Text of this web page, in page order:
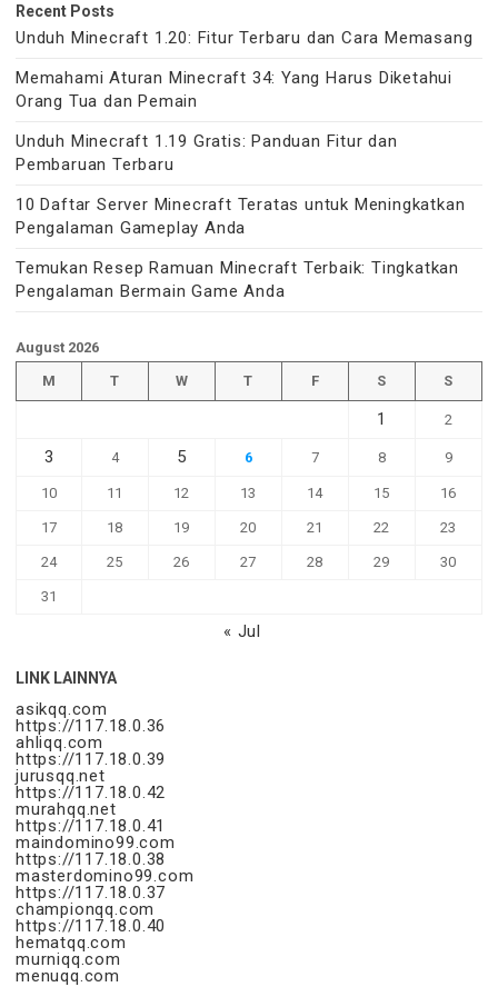
Recent Posts
Unduh Minecraft 1.20: Fitur Terbaru dan Cara Memasang
Memahami Aturan Minecraft 34: Yang Harus Diketahui
Orang Tua dan Pemain
Unduh Minecraft 1.19 Gratis: Panduan Fitur dan
Pembaruan Terbaru
10 Daftar Server Minecraft Teratas untuk Meningkatkan
Pengalaman Gameplay Anda
Temukan Resep Ramuan Minecraft Terbaik: Tingkatkan
Pengalaman Bermain Game Anda
August 2026
M
T W T F S S
1 2
3 4 5 6 7 8 9
10 11 12 13 14 15 16
17 18 19 20 21 22 23
24 25 26 27 28 29 30
31
« Jul
LINK LAINNYA
asikqq.com
https://117.18.0.36
ahliqq.com
https://117.18.0.39
jurusqq.net
https://117.18.0.42
murahqq.net
https://117.18.0.41
maindomino99.com
https://117.18.0.38
masterdomino99.com
https://117.18.0.37
championqq.com
https://117.18.0.40
hematqq.com
murniqq.com
menuqq.com